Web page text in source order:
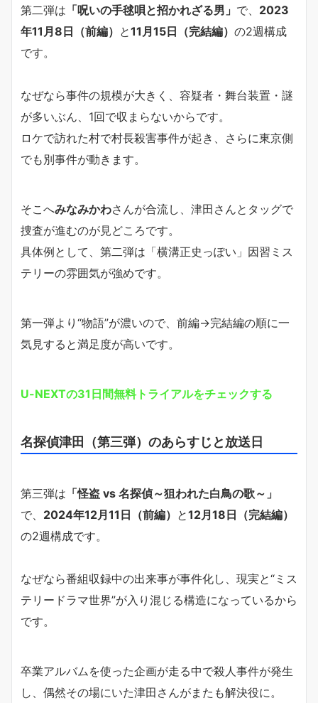
第二弾は 「呪いの手毬唄と招かれざる男」 で、 2023
年11月8日（前編） と11月15日（完結編） の2週構成
です。
なぜなら事件の規模が大きく、容疑者・舞台装置・謎
が多いぶん、1回で収まらないからです。
ロケで訪れた村で村長殺害事件が起き、さらに東京側
でも別事件が動きます。
そこへみなみかわさんが合流し、津田さんとタッグで
捜査が進むのが見どころです。
具体例として、第二弾は「横溝正史っぽい」因習ミス
テリーの雰囲気が強めです。
第一弾より“物語”が濃いので、前編→完結編の順に一
気見すると満足度が高いです。
U-NEXTの31日間無料トライアルをチェックする
名探偵津田（第三弾）のあらすじと放送日
第三弾は 「怪盗 vs 名探偵～狙われた白鳥の歌～」
で、 2024年12月11日（前編） と12月18日（完結編）
の2週構成です。
なぜなら番組収録中の出来事が事件化し、現実と“ミス
テリードラマ世界”が入り混じる構造になっているから
です。
卒業アルバムを使った企画が走る中で殺人事件が発生
し、偶然その場にいた津田さんがまたも解決役に。